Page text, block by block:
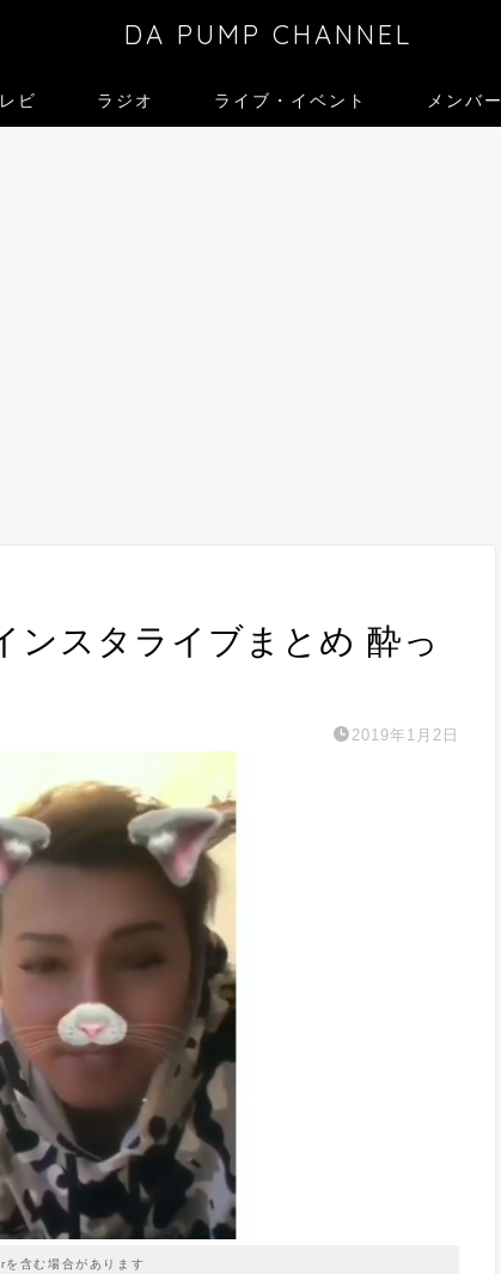
DA PUMP CHANNEL
ビ ラジオ ライブ・イベント メンバー
ンスタライブまとめ 酔っ
2019年1月2日
を含む場合があります